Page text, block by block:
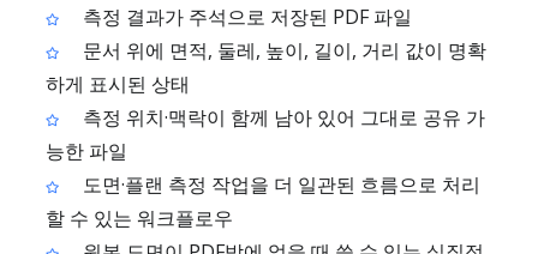
측정 결과가 주석으로 저장된 PDF 파일
문서 위에 면적, 둘레, 높이, 길이, 거리 값이 명확
하게 표시된 상태
측정 위치·맥락이 함께 남아 있어 그대로 공유 가
능한 파일
도면·플랜 측정 작업을 더 일관된 흐름으로 처리
할 수 있는 워크플로우